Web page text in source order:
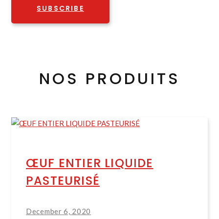
SUBSCRIBE
NOS PRODUITS
ŒUF ENTIER LIQUIDE
PASTEURISÉ
December 6, 2020